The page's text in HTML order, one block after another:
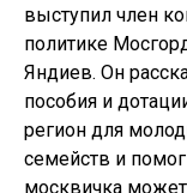
выступил член
политике
Яндиев. Он
пособия и
регион для
семейств и
москвичка может